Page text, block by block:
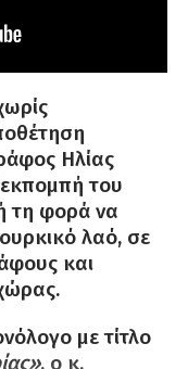
Ηλίας
του
τη φορά να
λαό, σε
και
με τίτλο
, ο κ.